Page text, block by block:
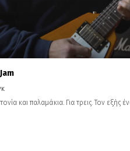
και παλαμάκια. Για τρεις. Τον εξής